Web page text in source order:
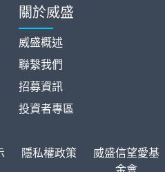
關於威盛
威盛概述
聯繫我們
招募資訊
投資者專區
威盛信望愛基
隱私權政策